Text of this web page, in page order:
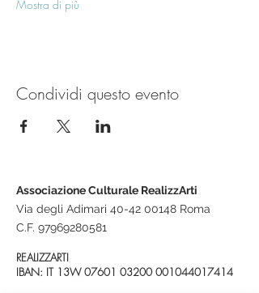
Mostra di più
Condividi questo evento
Associazione Culturale RealizzArti
Via degli Adimari 40-42 00148 Roma
C.F. 97969280581
REALIZZARTI
IBAN: IT 13W07601 03200 001044017414